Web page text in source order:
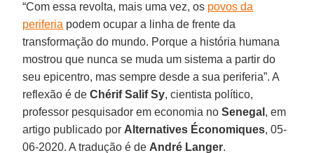
“Com essa revolta, mais uma vez, os povos da
periferia podem ocupar a linha de frente da
transformação do mundo. Porque a história humana
mostrou que nunca se muda um sistema a partir do
seu epicentro, mas sempre desde a sua periferia”. A
reflexão é deChérif Salif Sy, cientista político,
professor pesquisador em economia noSenegal , em
artigo publicado por Alternatives Économiques, 05-
06-2020. A tradução é de André Langer.